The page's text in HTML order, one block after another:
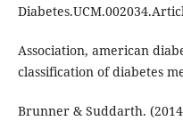
Association, american
classification of diabetes
Brunner & Suddarth.